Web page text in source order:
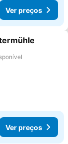
Ver preços
favoritos
Ver preços